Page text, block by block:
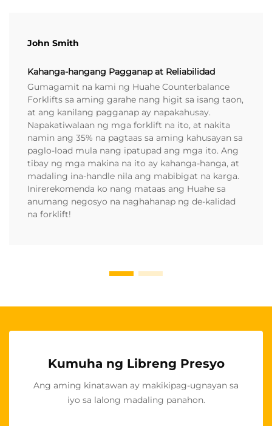
John Smith
Kahanga-hangang Pagganap at Reliabilidad
Gumagamit na kami ng Huahe Counterbalance
Forklifts sa aming garahe nang higit sa isang taon,
at ang kanilang pagganap ay napakahusay.
Napakatiwalaan ng mga forklift na ito, at nakita
namin ang 35% na pagtaas sa aming kahusayan sa
paglo-load mula nang ipatupad ang mga ito. Ang
tibay ng mga makina na ito ay kahanga-hanga, at
madaling ina-handle nila ang mabibigat na karga.
Inirerekomenda ko nang mataas ang Huahe sa
anumang negosyo na naghahanap ng de-kalidad
na forklift!
Kumuha ng Libreng Presyo
Ang aming kinatawan ay makikipag-ugnayan sa
iyo sa lalong madaling panahon.